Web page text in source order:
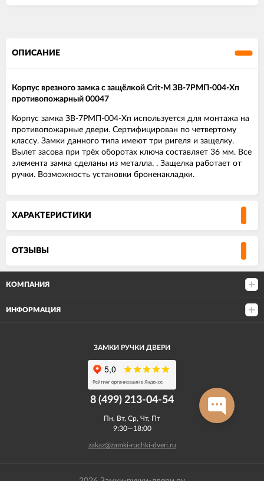
ОПИСАНИЕ
Корпус врезного замка с защёлкой Crit-M ЗВ-7РМП-004-Хп
противопожарный 00047
Корпус замка ЗВ-7РМП-004-Хп используется для монтажа на
противопожарные двери. Сертифицирован по четвертому
классу. Замки данного типа имеют три ригеля и защелку.
Вылет засова при трёх оборотах ключа составляет 36 мм. Все
элемента замка сделаны из металла. . Защелка работает от
ручки. Возможность установки броненакладки.
ХАРАКТЕРИСТИКИ
ОТЗЫВЫ
КОМПАНИЯ
ИНФОРМАЦИЯ
ЗАМКИ РУЧКИ ДВЕРИ
8 (499) 213-04-54​
Пн, Вт, Ср, Чт, Пт
9:30—18:00
zakaz@zamki-ruchki-dveri.ru